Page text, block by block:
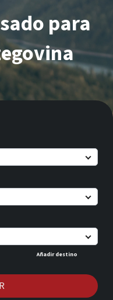
Añadir destino
para